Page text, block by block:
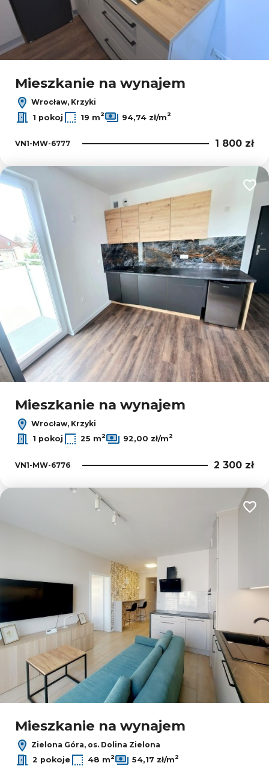
Mieszkanie na wynajem
Wrocław, Krzyki
1 pokoj
19 m2 94,74 zł/m2
VN1-MW-6777 1 800 zł
Mieszkanie na wynajem
Wrocław, Krzyki
1 pokoj
25 m2 92,00 zł/m2
VN1-MW-6776 2 300 zł
Mieszkanie na wynajem
Zielona Góra, os. Dolina Zielona
2 pokoje
48 m2 54,17 zł/m2